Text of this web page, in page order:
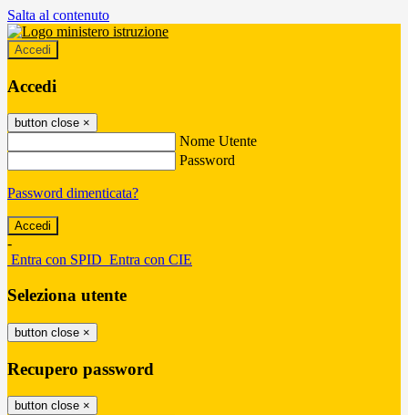
Salta al contenuto
Accedi
Accedi
button close ×
Nome Utente
Password
Password dimenticata?
-
Entra con SPID Entra con CIE
Seleziona utente
button close ×
Recupero password
button close ×